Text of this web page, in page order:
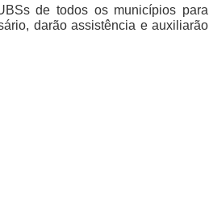
de todos os municípios para
darão assistência e auxiliarão